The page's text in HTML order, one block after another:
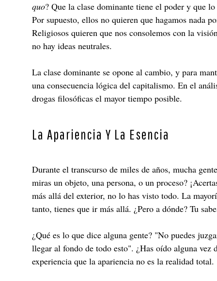
quo? Que la clase dominante tiene el poder y que
Por supuesto, ellos no quieren que hagamos nada
Religiosos quieren que nos consolemos con la
no hay ideas neutrales.
La clase dominante se opone al cambio, y para
una consecuencia lógica del capitalismo. En el
drogas filosóficas el mayor tiempo posible.
La Apariencia Y La Esencia
Durante el transcurso de miles de años, mucha
miras un objeto, una persona, o un proceso?
más allá del exterior, no lo has visto todo. La
tanto, tienes que ir más allá. ¿Pero a dónde? Tu
¿Qué es lo que dice alguna gente? "No puedes
llegar al fondo de todo esto". ¿Has oído alguna vez
experiencia que la apariencia no es la realidad total.